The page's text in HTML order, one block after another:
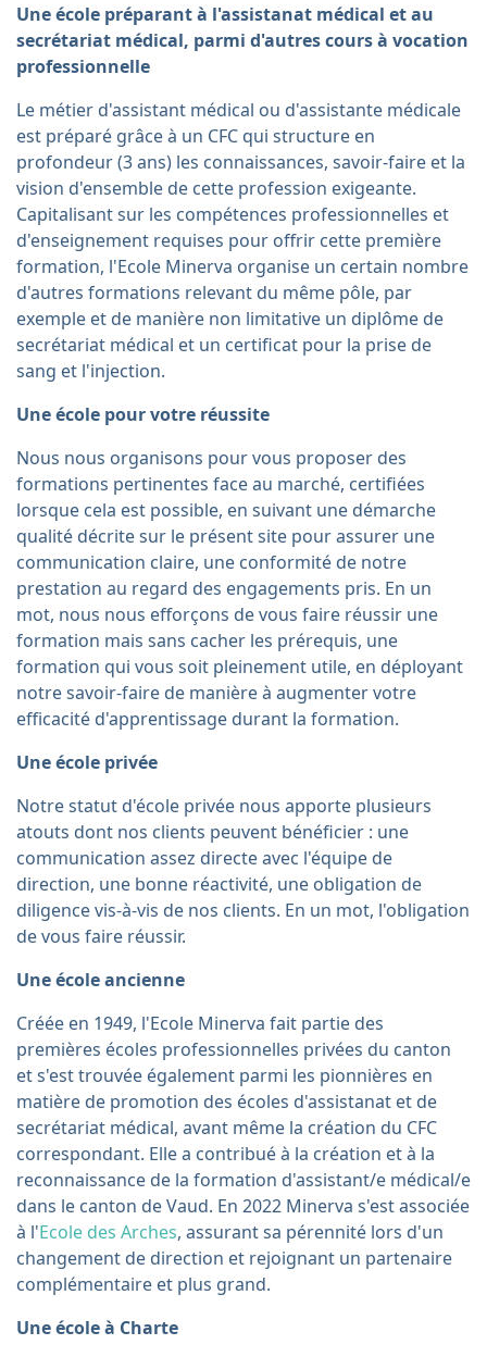
Une école préparant à l'assistanat médical et au
secrétariat médical, parmi d'autres cours à vocation
professionnelle
Le métier d'assistant médical ou d'assistante médicale
est préparé grâce à un CFC qui structure en
profondeur (3 ans) les connaissances, savoir-faire et la
vision d'ensemble de cette profession exigeante.
Capitalisant sur les compétences professionnelles et
d'enseignement requises pour offrir cette première
formation, l'Ecole Minerva organise un certain nombre
d'autres formations relevant du même pôle, par
exemple et de manière non limitative un diplôme de
secrétariat médical et un certificat pour la prise de
sang et l'injection.
Une école pour votre réussite
Nous nous organisons pour vous proposer des
formations pertinentes face au marché, certifiées
lorsque cela est possible, en suivant une démarche
qualité décrite sur le présent site pour assurer une
communication claire, une conformité de notre
prestation au regard des engagements pris. En un
mot, nous nous efforçons de vous faire réussir une
formation mais sans cacher les prérequis, une
formation qui vous soit pleinement utile, en déployant
notre savoir-faire de manière à augmenter votre
efficacité d'apprentissage durant la formation.
Une école privée
Notre statut d'école privée nous apporte plusieurs
atouts dont nos clients peuvent bénéficier : une
communication assez directe avec l'équipe de
direction, une bonne réactivité, une obligation de
diligence vis-à-vis de nos clients. En un mot, l'obligation
de vous faire réussir.
Une école ancienne
Créée en 1949, l'Ecole Minerva fait partie des
premières écoles professionnelles privées du canton
et s'est trouvée également parmi les pionnières en
matière de promotion des écoles d'assistanat et de
secrétariat médical, avant même la création du CFC
correspondant. Elle a contribué à la création et à la
reconnaissance de la formation d'assistant/e médical/e
dans le canton de Vaud. En 2022 Minerva s'est associée
à l'Ecole des Arches, assurant sa pérennité lors d'un
changement de direction et rejoignant un partenaire
complémentaire et plus grand.
Une école à Charte